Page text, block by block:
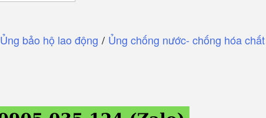
Ủng bảo hộ lao động / Ủng chống nước- chống hóa chất